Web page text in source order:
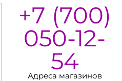
+7 (700)
050-12-
54
Адреса магазинов